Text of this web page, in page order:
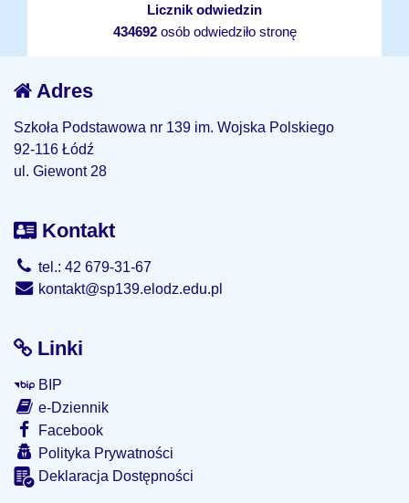
Licznik odwiedzin
434692osób odwiedziło stronę
Adres
Szkoła Podstawowa nr 139 im. Wojska Polskiego
92-116 Łódź
ul. Giewont 28
Kontakt
tel.: 42 679-31-67
kontakt@sp139.elodz.edu.pl
Linki
BIP
e-Dziennik
Facebook
Polityka Prywatności
Deklaracja Dostępności